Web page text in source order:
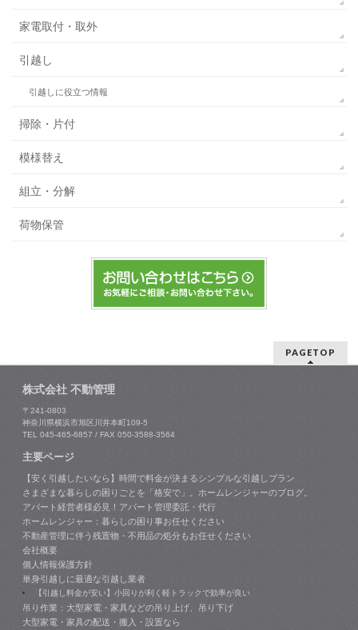
家電取付・取外
引越し
引越しに役立つ情報
掃除・片付
模様替え
組立・分解
荷物保管
PAGETOP
株式会社 不動管理
〒241-0803
神奈川県横浜市旭区川井本町109-5
TEL 045-465-6857 / FAX 050-3588-3564
主要ページ
【安く引越したいなら】時間で料金が決まるシンプルな引越しプラン
さまざまな暮らしの困りごとを「格安で」。ホームレンジャーのブログ。
アパート経営者様必見！アパート管理委託・代行
ホームレンジャー：暮らしの困り事お任せください
不動産管理に伴う残置物・不用品の処分もお任せください
会社概要
個人情報保護方針
単身引越しに最適な引越し業者
【引越し料金が安い】小回りが利く軽トラックで効率が良い
吊り作業：大型家電・家具などの吊り上げ、吊り下げ
大型家電・家具の配送・搬入・設置なら